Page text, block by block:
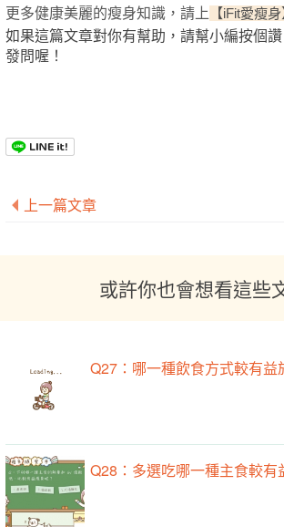
更多健康美麗的瘦身知識，請上 【iFit愛瘦
如果這篇文章對你有幫助，請幫小編按個
發問喔！
上一篇文章
或許你也會想看這些
Q27：哪一種飲食方式較有益
Q28：多選吃哪一種主食較有